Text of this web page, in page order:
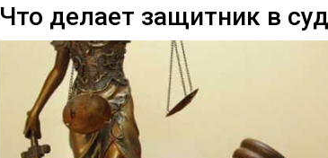
Что делает защитник в